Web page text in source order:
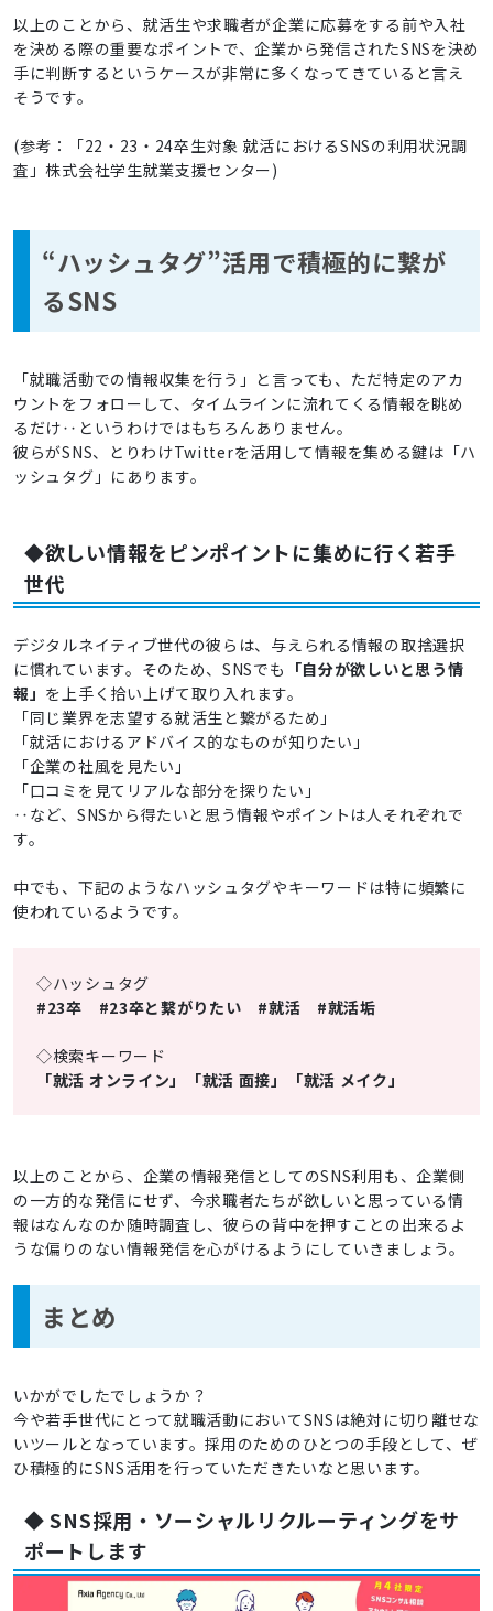
以上のことから、就活生や求職者が企業に応募をする前や入社
を決める際の重要なポイントで、企業から発信されたSNSを決め
手に判断するというケースが非常に多くなってきていると言え
そうです。
(参考：
「22・23・24卒生対象 就活におけるSNSの利用状況調
査」株式会社学生就業支援センター)
“ハッシュタグ”活用で積極的に繋が
るSNS
「就職活動での情報収集を行う」と言っても、ただ特定のアカ
ウントをフォローして、タイムラインに流れてくる情報を眺め
るだけ‥というわけではもちろんありません。
彼らがSNS、とりわけTwitterを活用して情報を集める鍵は「ハ
ッシュタグ」にあります。
◆欲しい情報をピンポイントに集めに行く若手
世代
デジタルネイティブ世代の彼らは、与えられる情報の取捨選択
に慣れています。そのため、SNSでも 「自分が欲しいと思う情
報」 を上手く拾い上げて取り入れます。
「同じ業界を志望する就活生と繋がるため」
「就活におけるアドバイス的なものが知りたい」
「企業の社風を見たい」
「口コミを見てリアルな部分を探りたい」
‥など、SNSから得たいと思う情報やポイントは人それぞれで
す。
中でも、下記のようなハッシュタグやキーワードは特に頻繁に
使われているようです。
◇ハッシュタグ
#23卒 #23卒と繋がりたい #就活 #就活垢
◇検索キーワード
「就活 オンライン」「就活 面接」「就活 メイク」
以上のことから、企業の情報発信としてのSNS利用も、企業側
の一方的な発信にせず、今求職者たちが欲しいと思っている情
報はなんなのか随時調査し、彼らの背中を押すことの出来るよ
うな偏りのない情報発信を心がけるようにしていきましょう。
まとめ
いかがでしたでしょうか？
今や若手世代にとって就職活動においてSNSは絶対に切り離せな
いツールとなっています。採用のためのひとつの手段として、ぜ
ひ積極的にSNS活用を行っていただきたいなと思います。
◆ SNS採用・ソーシャルリクルーティングをサ
ポートします